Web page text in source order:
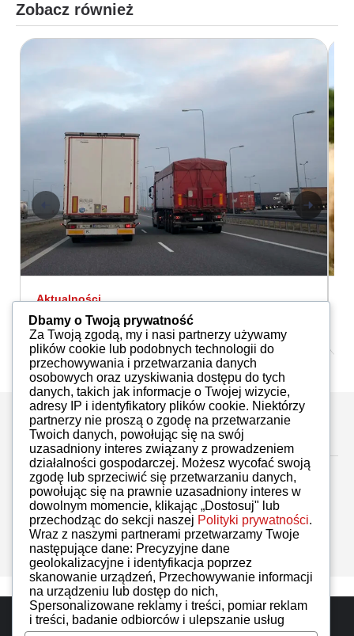
Zobacz również
Aktualności
Dlaczego brakuje kierowców
zawodowych...
Redakcja 21.06.2022
Zostaw komentarz
Brak komentarzy
Do góry
Dbamy o Twoją prywatność
Za Twoją zgodą, my i nasi partnerzy używamy
plików cookie lub podobnych technologii do
przechowywania i przetwarzania danych
osobowych oraz uzyskiwania dostępu do tych
danych, takich jak informacje o Twojej wizycie,
adresy IP i identyfikatory plików cookie. Niektórzy
partnerzy nie proszą o zgodę na przetwarzanie
Twoich danych, powołując się na swój
uzasadniony interes związany z prowadzeniem
działalności gospodarczej. Możesz wycofać swoją
zgodę lub sprzeciwić się przetwarzaniu danych,
powołując się na prawnie uzasadniony interes w
dowolnym momencie, klikając „Dostosuj" lub
przechodząc do sekcji naszej Polityki prywatności.
Wraz z naszymi partnerami przetwarzamy Twoje
następujące dane: Precyzyjne dane
geolokalizacyjne i identyfikacja poprzez
skanowanie urządzeń, Przechowywanie informacji
na urządzeniu lub dostęp do nich,
Spersonalizowane reklamy i treści, pomiar reklam
i treści, badanie odbiorców i ulepszanie usług